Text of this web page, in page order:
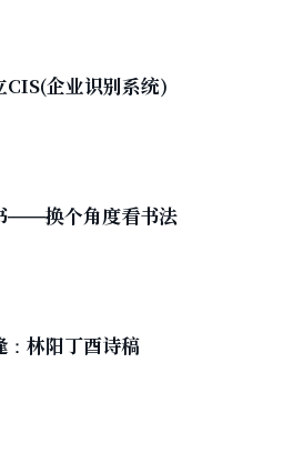
CIS(企业识别系统)
——换个角度看书法
：林阳丁酉诗稿